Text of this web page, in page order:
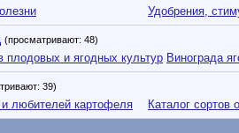
Удобрения,
(просматривают: 48)
плодовых и ягодных культур Винограда
39)
и любителей картофеля
Каталог сортов